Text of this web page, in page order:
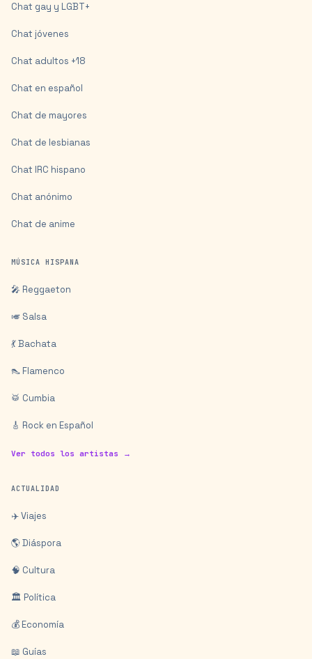
Chat gay y LGBT+
Chat jóvenes
Chat adultos +18
Chat en español
Chat de mayores
Chat de lesbianas
Chat IRC hispano
Chat anónimo
Chat de anime
MÚSICA HISPANA
🎤 Reggaeton
🎺 Salsa
💃 Bachata
👠 Flamenco
🥁 Cumbia
🎸 Rock en Español
Ver todos los artistas →
ACTUALIDAD
✈️ Viajes
🌎 Diáspora
🧠 Cultura
🏛️ Política
💰 Economía
📖 Guías